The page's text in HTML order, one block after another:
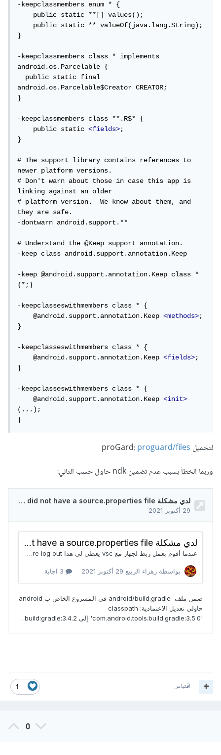
-keepclassmembers enum * {
    public static **[] values();
    public static ** valueOf(java.lang.String);
}
-keepclassmembers class * implements
android.os.Parcelable {
  public static final
android.os.Parcelable$Creator CREATOR;
}
-keepclassmembers class **.R$* {
    public static
<fields>;
}
# The support library contains references to
newer platform versions.
# Don't warn about those in case this app is
linking against an older
# platform version.  We know about them, and
they are safe.
-dontwarn android.support.**
# Understand the @Keep support annotation.
-keep class android.support.annotation.Keep
-keep @android.support.annotation.Keep class *
{*;}
-keepclasseswithmembers class * {
    @android.support.annotation.Keep
<methods>;
}
-keepclasseswithmembers class * {
    @android.support.annotation.Keep
<fields>;
}
-keepclasseswithmembers class * {
    @android.support.annotation.Keep
<init>
(...);
}
لتحميل proGard: proguard/files
وربما الخطأ بسبب عدم تضمين ndk حاول حسب التالي:
1 اقتباس
0